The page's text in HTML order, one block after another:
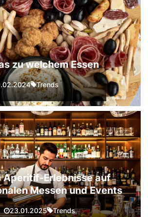
zu welchem Essen
Trends
Aperitif-Erlebnisse auf
Messen und Events
23.01.2025 Trends